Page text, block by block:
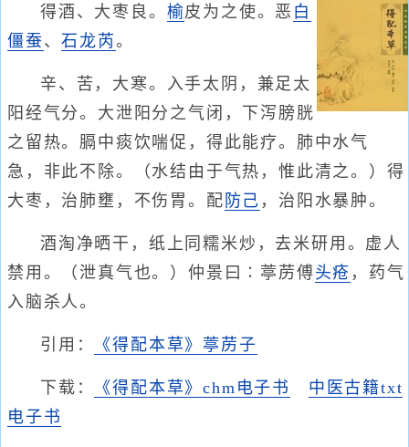
得酒、大枣良。 榆皮为之使。恶 白
僵蚕、石龙芮。
辛、苦，大寒。入手太阴，兼足太
阳经气分。大泄阳分之气闭，下泻膀胱
之留热。膈中痰饮喘促，得此能疗。肺中水气
急，非此不除。（水结由于气热，惟此清之。）得
大枣，治肺壅，不伤胃。配 防己 ，治阳水暴肿。
酒淘净晒干，纸上同糯米炒，去米研用。虚人
禁用。（泄真气也。）仲景曰∶葶苈傅头疮 ，药气
入脑杀人。
引用： 《得配本草》葶苈子
下载： 《得配本草》chm电子书
中医古籍txt
电子书